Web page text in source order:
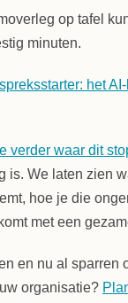
op tafel
minuten.
het
verder waar dit
is. We laten zien
hoe je die
met een
en nu al sparren
organisatie?